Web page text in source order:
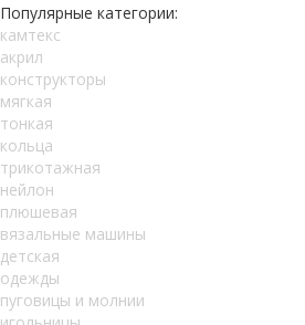
Популярные категории:
камтекс
акрил
конструкторы
мягкая
тонкая
кольца
трикотажная
нейлон
плюшевая
вязальные машины
детская
одежды
пуговицы и молнии